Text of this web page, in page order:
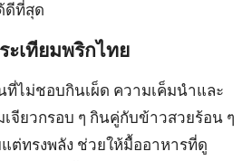
ดีที่สุด
เทียมพริกไทย
ที่ไม่ชอบกินเผ็ด ความเค็มนำและ
จียวกรอบ ๆ กินคู่กับข้าวสวยร้อน ๆ
ต่ทรงพลัง ช่วยให้มื้ออาหารที่ดู